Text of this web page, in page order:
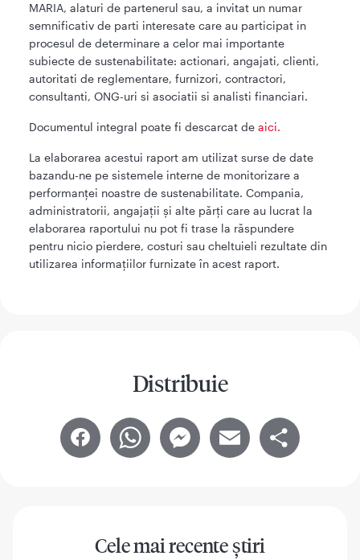
MARIA, alaturi de partenerul sau, a invitat un numar
semnificativ de parti interesate care au participat in
procesul de determinare a celor mai importante
subiecte de sustenabilitate: actionari, angajati, clienti,
autoritati de reglementare, furnizori, contractori,
consultanti, ONG-uri si asociatii si analisti financiari.
Documentul integral poate fi descarcat de aici.
La elaborarea acestui raport am utilizat surse de date
bazandu-ne pe sistemele interne de monitorizare a
performanței noastre de sustenabilitate. Compania,
administratorii, angajații și alte părți care au lucrat la
elaborarea raportului nu pot fi trase la răspundere
pentru nicio pierdere, costuri sau cheltuieli rezultate din
utilizarea informațiilor furnizate în acest raport.
Distribuie
Cele mai recente știri